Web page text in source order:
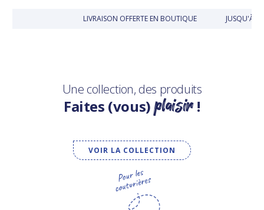
LIVRAISON OFFERTE EN BOUTIQUE JUSQU'À
Une collection, des produits
Faites (vous)plaisir!
VOIR LA COLLECTION